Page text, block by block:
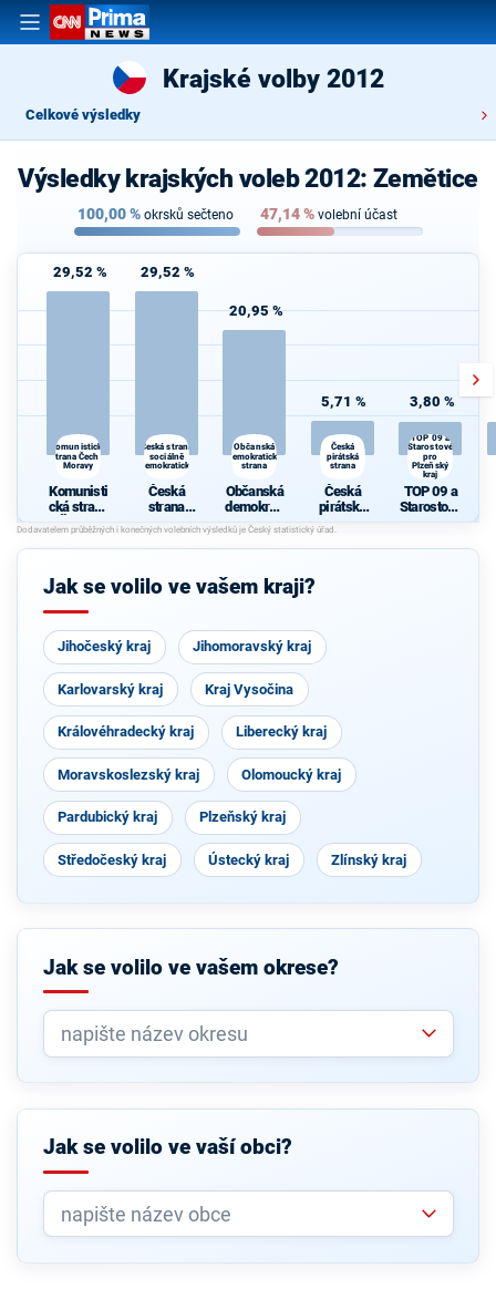
Krajské volby 2012
Celkové výsledky
Výsledky krajských voleb 2012: Zemětice
100,00% okrsků sečteno 47,14% volební účast
29,52 %
Komunistická
strana Čech a
Moravy
Komunisti
cká strana
Čech a
Moravy
29,52 %
Česká strana
sociálně
demokratická
Česká
strana
sociálně
demokrati
cká
20,95 %
Občanská
demokratická
strana
Občanská
demokrati
cká strana
5,71 %
Česká
pirátská
strana
Česká
pirátská
strana
3,80 %
TOP 09 a
Starostové
pro
Plzeňský
kraj
TOP 09 a
Starostové
pro
kraj
Jak se volilo ve vašem kraji?
Jihočeský kraj Jihomoravský kraj
Karlovarský kraj Kraj Vysočina
Královéhradecký kraj Liberecký kraj
Moravskoslezský kraj Olomoucký kraj
Pardubický kraj Plzeňský kraj
Středočeský kraj Ústecký kraj Zlínský kraj
Jak se volilo ve vašem okrese?
Jak se volilo ve vaší obci?